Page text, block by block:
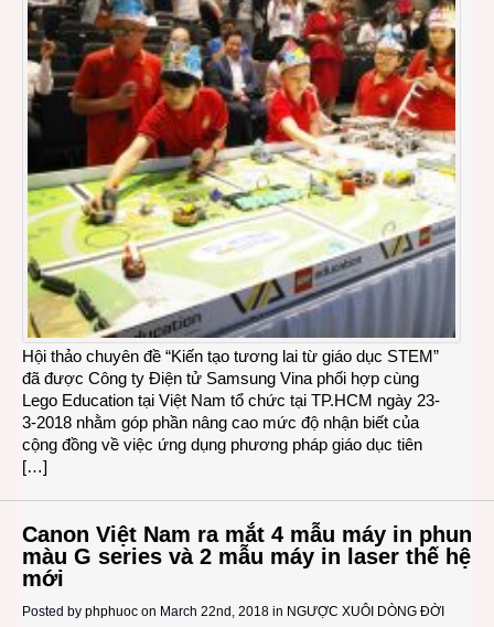
Hội thảo chuyên đề “Kiến tạo tương lai từ giáo dục STEM”
đã được Công ty Điện tử Samsung Vina phối hợp cùng
Lego Education tại Việt Nam tổ chức tại TP.HCM ngày 23-
3-2018 nhằm góp phần nâng cao mức độ nhận biết của
cộng đồng về việc ứng dụng phương pháp giáo dục tiên
[…]
Canon Việt Nam ra mắt 4 mẫu máy in phun
màu G series và 2 mẫu máy in laser thế hệ
mới
Posted by phphuoc on March 22nd, 2018 in NGƯỢC XUÔI DÒNG ĐỜI